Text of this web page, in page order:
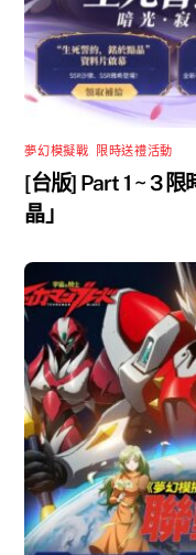
夢幻模擬戰 限時送禮活動
[台版] Part 1 ~ 3
晶」